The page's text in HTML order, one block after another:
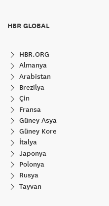
HBR GLOBAL
HBR.ORG
Almanya
Arabistan
Brezilya
Çin
Fransa
Güney Asya
Güney Kore
İtalya
Japonya
Polonya
Rusya
Tayvan